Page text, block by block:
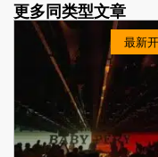
最新
更多同类型文章